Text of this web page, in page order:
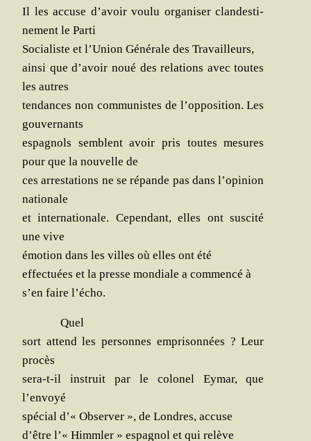
Il les accuse d’avoir vou­lu orga­ni­ser clan­des­ti­
ne­ment le Parti
Socia­liste et l’Union Géné­rale des Travailleurs,
ain­si que d’avoir noué des rela­tions avec toutes
les autres
ten­dances non com­mu­nistes de l’opposition. Les
gouvernants
espa­gnols semblent avoir pris toutes mesures
pour que la nou­velle de
ces arres­ta­tions ne se répande pas dans l’opinion
nationale
et inter­na­tio­nale. Cepen­dant, elles ont sus­ci­té
une vive
émo­tion dans les villes où elles ont été
effec­tuées et la presse mon­diale a com­men­cé à
s’en faire l’écho.
Quel
sort attend les per­sonnes empri­son­nées ? Leur
procès
sera-t-il ins­truit par le colo­nel Eymar, que
l’envoyé
spé­cial d’« Obser­ver », de Londres, accuse
d’être l’« Himm­ler » espa­gnol et qui relève